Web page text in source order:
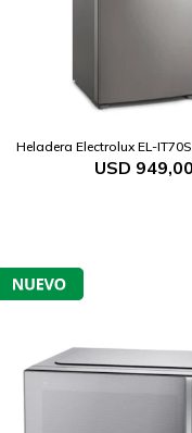
Heladera Electrolux EL-
USD 949,00